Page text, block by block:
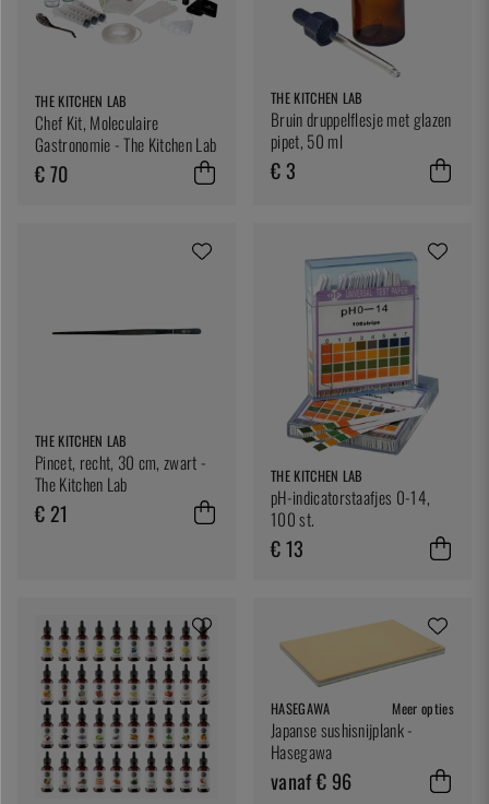
THE KITCHEN LAB
Chef Kit, Moleculaire
Gastronomie - The Kitchen Lab
€ 70
THE KITCHEN LAB
Bruin druppelflesje met glazen
pipet, 50 ml
€ 3
THE KITCHEN LAB
Pincet, recht, 30 cm, zwart -
The Kitchen Lab
€ 21
THE KITCHEN LAB
pH-indicatorstaafjes 0-14,
100 st.
€ 13
HASEGAWA Meer opties
Japanse sushisnijplank -
Hasegawa
vanaf € 96